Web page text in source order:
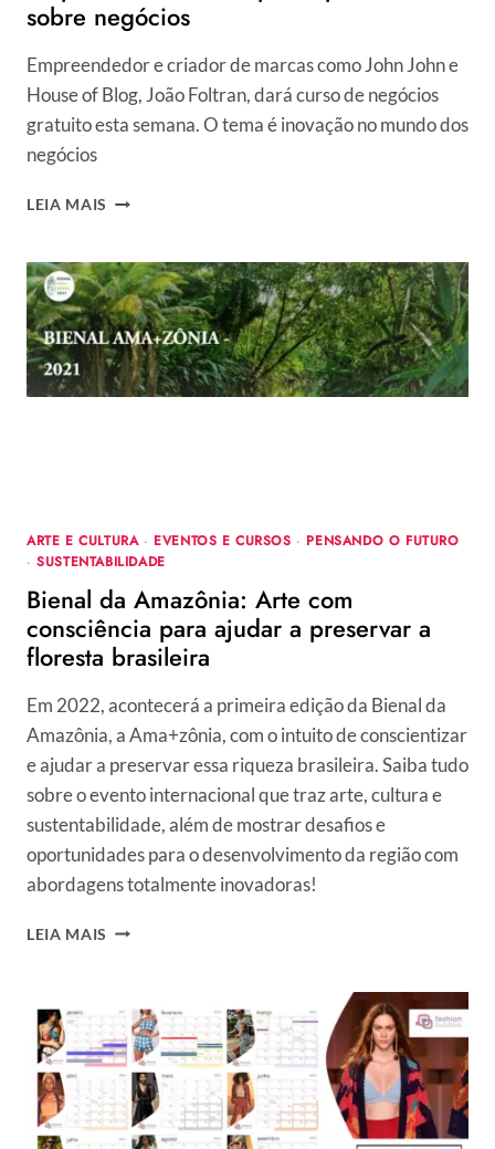
sobre negócios
Empreendedor e criador de marcas como John John e
House of Blog, João Foltran, dará curso de negócios
gratuito esta semana. O tema é inovação no mundo dos
negócios
LEIA MAIS EMPRESÁRIO
PARTICIPA
DE
CURSO
SOBRE
NEGÓCIOS
ARTE E CULTURA· EVENTOS E CURSOS · PENSANDO O FUTURO
·SUSTENTABILIDADE
Bienal da Amazônia: Arte com
consciência para ajudar a preservar a
floresta brasileira
Em 2022, acontecerá a primeira edição da Bienal da
Amazônia, a Ama+zônia, com o intuito de conscientizar
e ajudar a preservar essa riqueza brasileira. Saiba tudo
sobre o evento internacional que traz arte, cultura e
sustentabilidade, além de mostrar desafios e
oportunidades para o desenvolvimento da região com
abordagens totalmente inovadoras!
LEIA MAIS BIENAL
COM
CONSCIÊNCIA
PARA
AJUDAR
A
PRESERVAR